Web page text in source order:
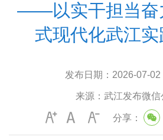
——以实干担当奋
式现代化武江
发布日期： 2026-07-02
来源： 武江发布微信
分享：